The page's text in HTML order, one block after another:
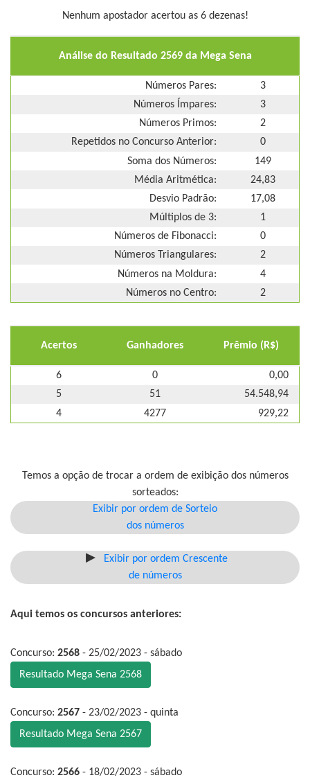
Nenhum apostador acertou as 6 dezenas!
Análise do Resultado 2569 da Mega Sena
Números Pares:
3
Números Ímpares:
3
Números Primos:
2
Repetidos no Concurso Anterior:
0
Soma dos Números:
149
Média Aritmética:
24,83
Desvio Padrão:
17,08
Múltiplos de 3:
1
Números de Fibonacci:
0
Números Triangulares:
2
Números na Moldura:
4
Números no Centro:
2
Acertos Ganhadores Prêmio (R$)
6 0
0,00
5
51
54.548,94
4
4277 929,22
Temos a opção de trocar a ordem de exibição dos números
sorteados:
Exibir por ordem de Sorteio
dos números
Exibir por ordem Crescente
de números
Aqui temos os concursos anteriores:
Concurso: 2568 - 25/02/2023 - sábado
Resultado Mega Sena 2568
Concurso: 2567 - 23/02/2023 - quinta
Resultado Mega Sena 2567
Concurso: 2566 - 18/02/2023 - sábado